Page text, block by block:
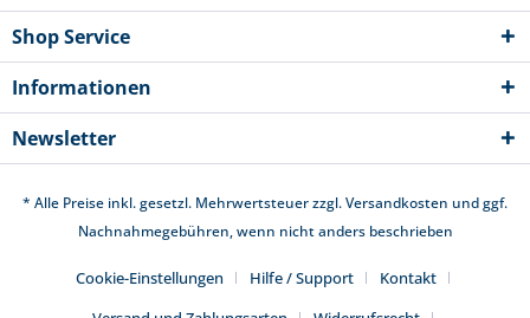
Shop Service
Informationen
Newsletter
* Alle Preise inkl. gesetzl. Mehrwertsteuer zzgl.Versandkosten und ggf.
Nachnahmegebühren, wenn nicht anders beschrieben
Cookie-Einstellungen Hilfe / Support
Kontakt